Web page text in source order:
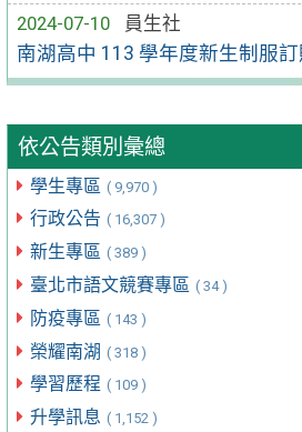
2024-07-10
員生社
南湖高中 113 學年度新生制服
依公告類別彙總
學生專區 ( 9,970 )
行政公告 ( 16,307 )
新生專區 ( 389 )
臺北市語文競賽專區 ( 34 )
防疫專區 ( 143 )
榮耀南湖 ( 318 )
學習歷程 ( 109 )
升學訊息 ( 1,152 )